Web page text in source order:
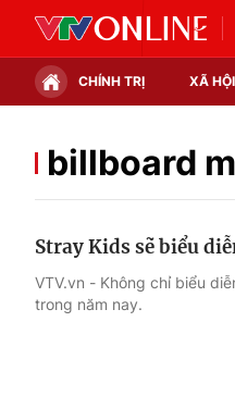
CHÍNH TRỊ XÃ HỘI
Chính trị
Thế giới đó đây
billboard
Stray Kids sẽ biểu
VTV.vn - Không chỉ biểu
trong năm nay.